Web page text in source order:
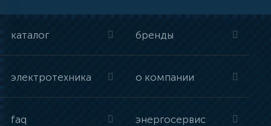
каталог бренды
электротехника о компании
faq энергосервис